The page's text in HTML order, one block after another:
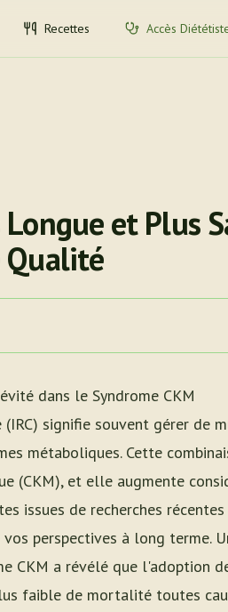
Recettes Accès
et Plus
Qualité
dans le Syndrome CKM
signifie souvent gérer de
métaboliques. Cette
(CKM), et elle augmente
issues de recherches
perspectives à long terme.
CKM a révélé que l'adoption
faible de mortalité toutes